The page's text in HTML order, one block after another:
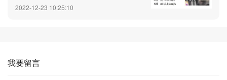
2022-12-23 10:25:10
我要留言